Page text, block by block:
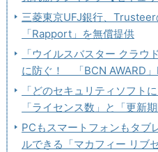
三菱東京UFJ銀行、Trusteer
「Rapport」を無償提供
「ウイルスバスター クラウ
に防ぐ！ 「BCN AWARD」
「どのセキュリティソフ
「ライセンス数」と「更新期
PCもスマートフォンもタブ
ルできる「マカフィー リブセ